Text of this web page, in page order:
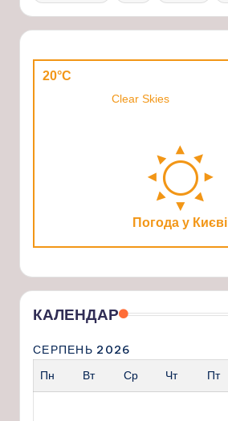
20°C
Clear Skies
Погода у Києві
КАЛЕНДАР
СЕРПЕНЬ 2026
Пн
Вт Ср Чт Пт